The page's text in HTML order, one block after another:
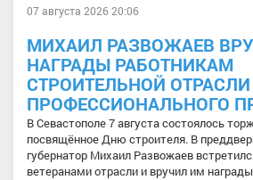
07 августа 2026 20:06
МИХАИЛ РАЗВОЖАЕВ
НАГРАДЫ РАБОТНИКАМ
СТРОИТЕЛЬНОЙ
ПРОФЕССИОНАЛЬНОГО
В Севастополе 7 августа состоялось
посвящённое Дню строителя. В
губернатор Михаил Развожаев
ветеранами отрасли и вручил им